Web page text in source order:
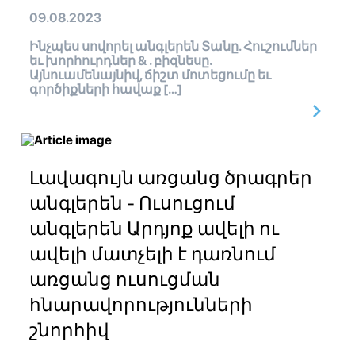
09.08.2023
Ինչպես սովորել անգլերեն Տանը. Հուշումներ
եւ խորհուրդներ & . բիզնեսը.
Այնուամենայնիվ, ճիշտ մոտեցումը եւ
գործիքների հավաք […]
Լավագույն առցանց ծրագրեր
անգլերեն - Ուսուցում
անգլերեն Արդյոք ավելի ու
ավելի մատչելի է դառնում
առցանց ուսուցման
հնարավորությունների
շնորհիվ